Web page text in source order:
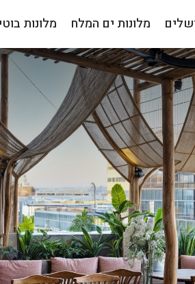
מלונות ים המלח מלונות